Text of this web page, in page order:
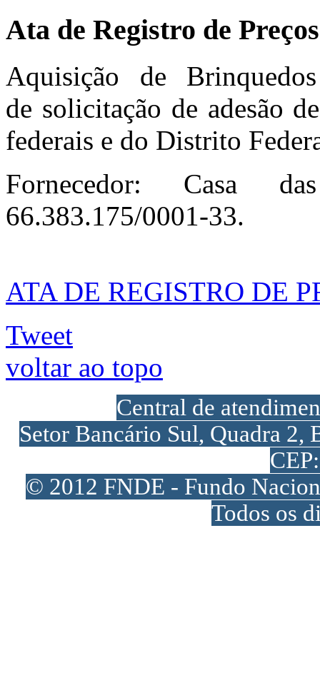
Ata de Registro de
Aquisição de
de solicitação de adesão
federais e do Distrito
Fornecedor: Casa
66.383.175/0001-33.
ATA DE REGISTRO DE
Tweet
voltar ao topo
Central de
Setor Bancário Sul, Quadra
© 2012 FNDE - Fundo
Todos os